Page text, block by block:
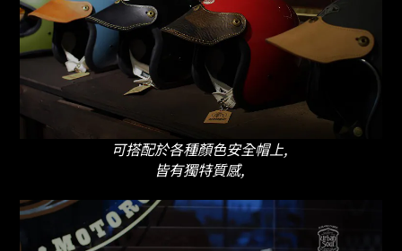
可搭配於各種顏色安全帽上,
皆有獨特質感,